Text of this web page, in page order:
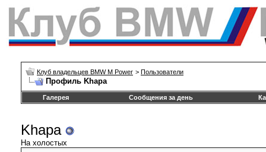
Клуб владельцев BMW M Power > Пользователи
Профиль Khapa
Галерея Сообщения за день
Khapa
На холостых